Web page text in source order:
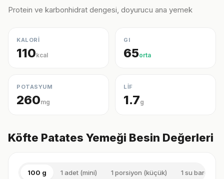
Protein ve karbonhidrat dengesi, doyurucu ana yemek
KALORİ
110kcal
GI
65orta
POTASYUM
260mg
LİF
1.7g
Köfte Patates Yemeği Besin Değerleri
100 g 1 adet (mini) 1 porsiyon (küçük) 1 su bardağı